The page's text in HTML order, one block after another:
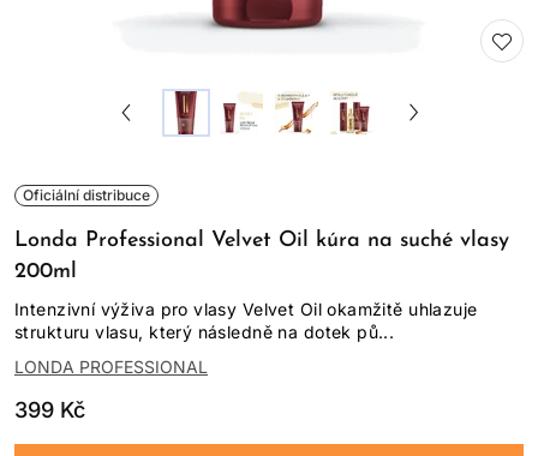
Oficiální distribuce
Londa Professional Velvet Oil kúra na suché vlasy
200ml
Intenzivní výživa pro vlasy Velvet Oil okamžitě uhlazuje
strukturu vlasu, který následně na dotek pů...
LONDA PROFESSIONAL
399 Kč